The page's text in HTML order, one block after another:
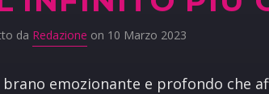
da Redazione on 10 Marzo 2023
brano emozionante e profondo che